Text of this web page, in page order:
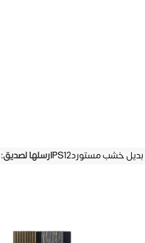
بديل خشب مستوردPS12 ارسلها لصديق: